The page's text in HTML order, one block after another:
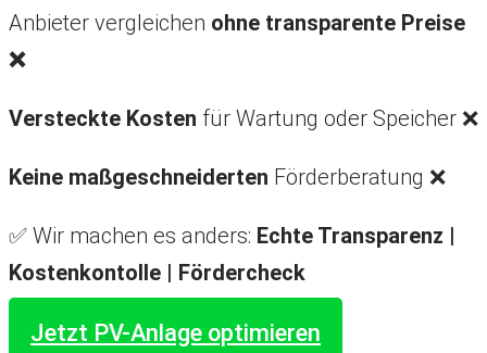
Anbieter vergleichen ohne transparente Preise
❌
Versteckte Kosten für Wartung oder Speicher ❌
Keine maßgeschneiderten Förderberatung ❌
✅ Wir machen es anders: Echte Transparenz |
Kostenkontolle | Fördercheck
Jetzt PV-Anlage optimieren